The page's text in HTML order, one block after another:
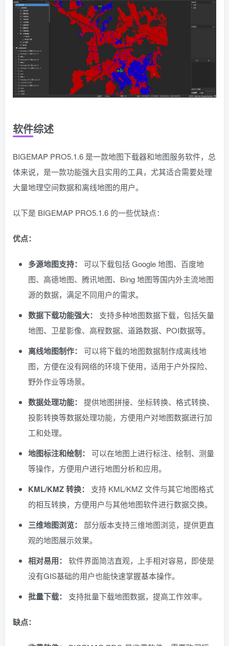
软件综述
BIGEMAP PRO5.1.6 是一款地图下载器和地图服务软件，总
体来说，是一款功能强大且实用的工具，尤其适合需要处理
大量地理空间数据和离线地图的用户。
以下是 BIGEMAP PRO5.1.6 的一些优缺点：
优点：
多源地图支持：
可以下载包括 Google 地图、百度地
图、高德地图、腾讯地图、Bing 地图等国内外主流地图
源的数据，满足不同用户的需求。
数据下载功能强大：
支持多种地图数据下载，包括矢量
地图、卫星影像、高程数据、道路数据、POI数据等。
离线地图制作：
可以将下载的地图数据制作成离线地
图，方便在没有网络的环境下使用，适用于户外探险、
野外作业等场景。
数据处理功能：
提供地图拼接、坐标转换、格式转换、
投影转换等数据处理功能，方便用户对地图数据进行加
工和处理。
地图标注和绘制：
可以在地图上进行标注、绘制、测量
等操作，方便用户进行地图分析和应用。
KML/KMZ 转换：
支持 KML/KMZ 文件与其它地图格式
的相互转换，方便用户与其他地图软件进行数据交换。
三维地图浏览：
部分版本支持三维地图浏览，提供更直
观的地图展示效果。
相对易用：
软件界面简洁直观，上手相对容易，即使是
没有GIS基础的用户也能快速掌握基本操作。
批量下载： 支持批量下载地图数据，提高工作效率。
缺点：